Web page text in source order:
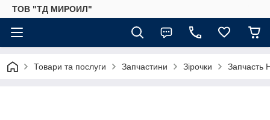
ТОВ "ТД МИРОИЛ"
Товари та послуги Запчастини Зірочки Запчасть